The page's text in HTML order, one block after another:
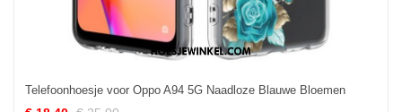
Telefoonhoesje voor Oppo A94 5G Naadloze Blauwe Bloemen